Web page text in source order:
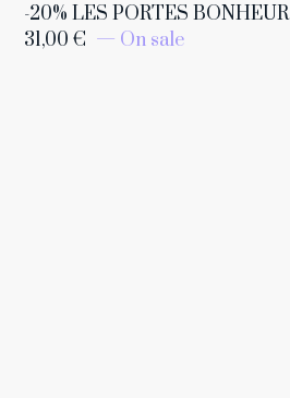
-20% LES PORTES BONHEUR
31,00 € — On sale